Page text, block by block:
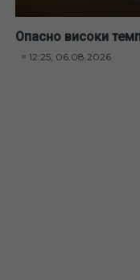
Опасно високи
12:25, 06.08.2026